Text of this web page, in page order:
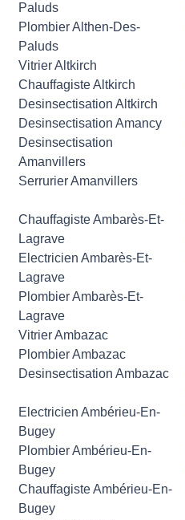
Paluds
Plombier Althen-Des-
Paluds
Vitrier Altkirch
Chauffagiste Altkirch
Desinsectisation Altkirch
Desinsectisation Amancy
Desinsectisation
Amanvillers
Serrurier Amanvillers
Chauffagiste Ambarès-Et-
Lagrave
Electricien Ambarès-Et-
Lagrave
Plombier Ambarès-Et-
Lagrave
Vitrier Ambazac
Plombier Ambazac
Desinsectisation Ambazac
Electricien Ambérieu-En-
Bugey
Plombier Ambérieu-En-
Bugey
Chauffagiste Ambérieu-En-
Bugey